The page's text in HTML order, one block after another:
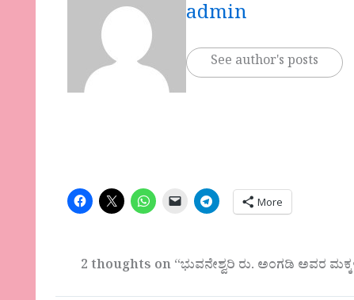
admin
See author's posts
More
2 thoughts on “ಭುವನೇಶ್ವರಿ ರು. ಅಂಗಡಿ ಅವರ ಮಕ್ಕಳ